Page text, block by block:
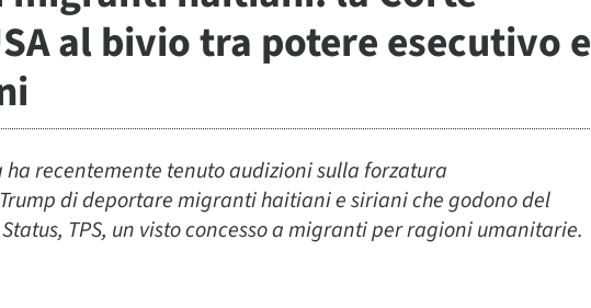
al bivio tra potere esecutivo e
ha recentemente tenuto audizioni sulla forzatura
di deportare migranti haitiani e siriani che godono del
TPS, un visto concesso a migranti per ragioni umanitarie.